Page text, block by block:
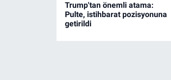
Trump'tan önemli atama:
Pulte, istihbarat pozisyonuna
getirildi